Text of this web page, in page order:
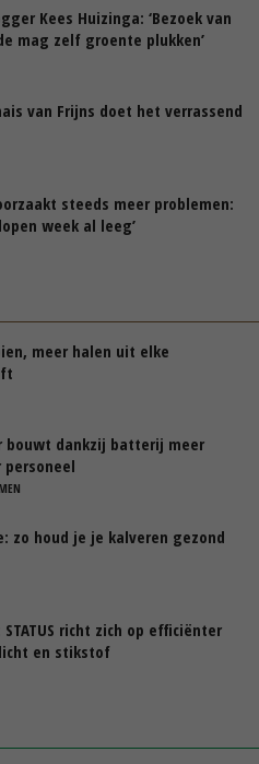
Kees Huizinga: ‘Bezoek van
mag zelf groente plukken’
van Frijns doet het verrassend
steeds meer problemen:
week al leeg’
meer halen uit elke
bouwt dankzij batterij meer
personeel
zo houd je je kalveren gezond
richt zich op efficiënter
en stikstof